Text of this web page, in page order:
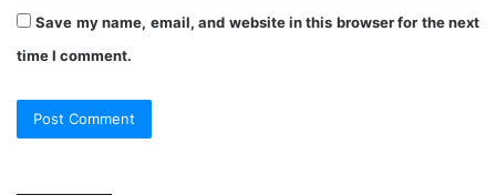
Save my name, email, and website in this browser for the next
time I comment.